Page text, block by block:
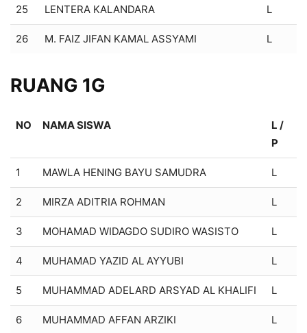
25 LENTERA KALANDARA L
26 M. FAIZ JIFAN KAMAL ASSYAMI L
RUANG 1G
NO NAMA SISWA
L /
P
1 MAWLA HENING BAYU SAMUDRA L
2 MIRZA ADITRIA ROHMAN L
3 MOHAMAD WIDAGDO SUDIRO WASISTO L
4 MUHAMAD YAZID AL AYYUBI L
5 MUHAMMAD ADELARD ARSYAD AL KHALIFI L
6 MUHAMMAD AFFAN ARZIKI L